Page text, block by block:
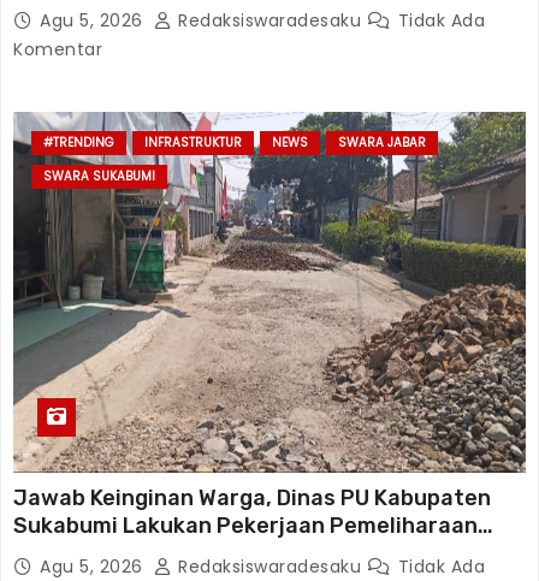
Agu 5, 2026 Redaksiswaradesaku
Tidak Ada
Komentar
#TRENDING INFRASTRUKTUR NEWS
SWARA JABAR
SWARA SUKABUMI
Jawab Keinginan Warga, Dinas PU Kabupaten
Sukabumi Lakukan Pekerjaan Pemeliharaan
Jalan Karangtengah Sinagar
Agu 5, 2026 Redaksiswaradesaku
Tidak Ada